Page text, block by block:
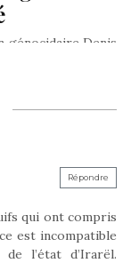
génocidaire Denis
qui ont compris
est incompatible
l’état d’Irarël.
Répondre